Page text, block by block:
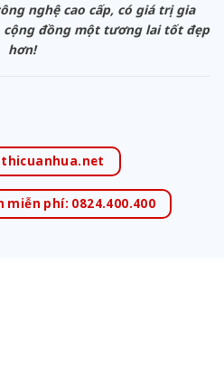
nghệ cao cấp, có giá trị gia
cộng đồng một tương lai tốt đẹp
hơn!
miễn phí: 0824.400.400